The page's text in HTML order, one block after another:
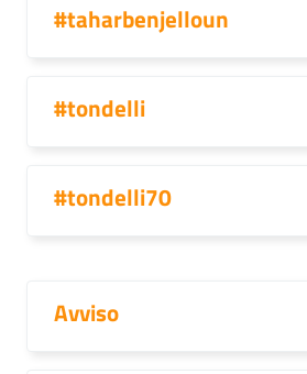
#taharbenjelloun
#tondelli
#tondelli70
Avviso